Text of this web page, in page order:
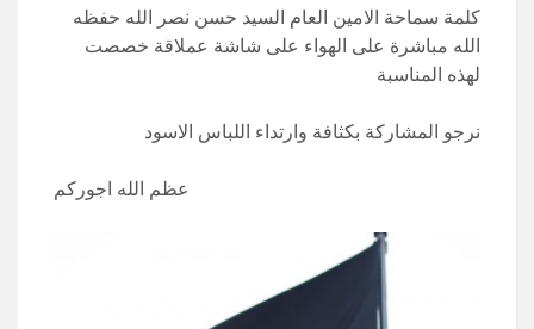
كلمة سماحة الامين العام السيد حسن نصر الله حفظه
الله مباشرة على الهواء على شاشة عملاقة خصصت
لهذه المناسبة
نرجو المشاركة بكثافة وارتداء اللباس الاسود
عظم الله اجوركم